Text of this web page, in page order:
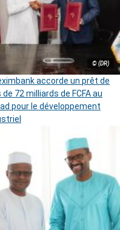
© (DR)
accorde un prêt de
de 72 milliards de FCFA au
pour le développement